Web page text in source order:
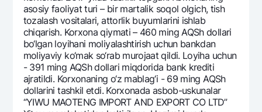
Foydali havolalar
Ko'p beriladigan savollar
Matbuot markazi
Ofis va bankomatlar
Shaxsiy ma'lumotlarni qayta ishlashga rozilik berish
Bizni ijtimoiy tarmoqlarda kuzatib boring
asosiy faoliyat turi – bir martalik soqol olgich, tish
tozalash vositalari, attorlik buyumlarini ishlab
chiqarish. Korxona qiymati – 460 ming AQSh dollari
bo‘lgan loyihani moliyalashtirish uchun bankdan
moliyaviy ko‘mak so‘rab murojaat qildi. Loyiha uchun
- 391 ming AQSh dollari miqdorida bank krеditi
ajratildi. Korxonaning o‘z mablag‘i - 69 ming AQSh
dollarini tashkil etdi. Korxonada asbob-uskunalar
“YIWU MAOTENG IMPORT AND EXPORT CO LTD”